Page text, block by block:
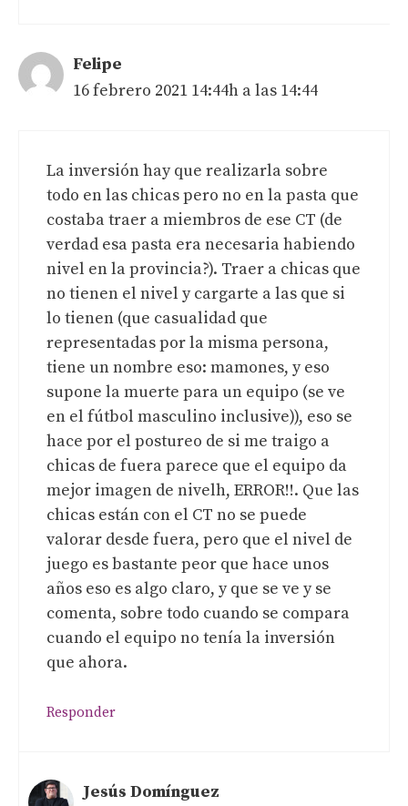
Felipe
16 febrero 2021 14:44h a las 14:44
La inversión hay que realizarla sobre
todo en las chicas pero no en la pasta que
costaba traer a miembros de ese CT (de
verdad esa pasta era necesaria habiendo
nivel en la provincia?). Traer a chicas que
no tienen el nivel y cargarte a las que si
lo tienen (que casualidad que
representadas por la misma persona,
tiene un nombre eso: mamones, y eso
supone la muerte para un equipo (se ve
en el fútbol masculino inclusive)), eso se
hace por el postureo de si me traigo a
chicas de fuera parece que el equipo da
mejor imagen de nivelh, ERROR!!. Que las
chicas están con el CT no se puede
valorar desde fuera, pero que el nivel de
juego es bastante peor que hace unos
años eso es algo claro, y que se ve y se
comenta, sobre todo cuando se compara
cuando el equipo no tenía la inversión
que ahora.
Responder
Jesús Domínguez